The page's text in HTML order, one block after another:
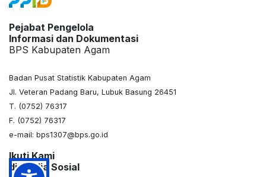
Pejabat Pengelola
Informasi dan Dokumentasi
BPS Kabupaten Agam
Badan Pusat Statistik Kabupaten Agam
Jl. Veteran Padang Baru, Lubuk Basung 26451
T. (0752) 76317
F. (0752) 76317
e-mail: bps1307@bps.go.id
Ikuti Kami
di Media Sosial